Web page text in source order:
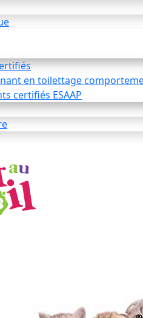
en toilettage
certifiés ESAAP